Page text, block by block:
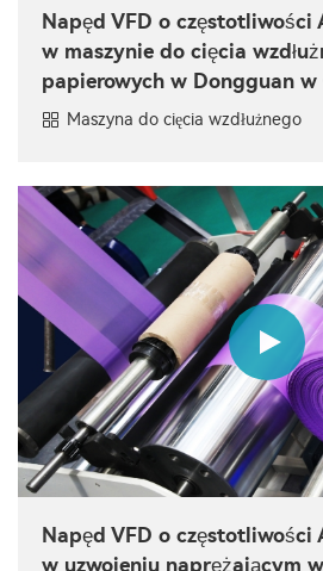
Napęd VFD o częstotliwości
w maszynie do cięcia
papierowych w Dongguan w
Maszyna do cięcia wzdłużnego
Napęd VFD o częstotliwości
w uzwojeniu naprężającym